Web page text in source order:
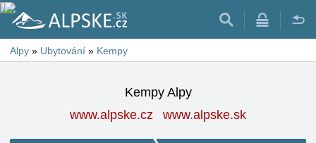
Alpy » Ubytování » Kempy
Kempy Alpy
www.alpske.cz
www.alpske.sk